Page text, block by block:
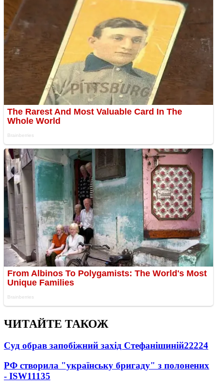
ЧИТАЙТЕ ТАКОЖ
Суд обрав запобіжний захід Стефанішиній22224
РФ створила "українську бригаду" з полонених
- ISW11135